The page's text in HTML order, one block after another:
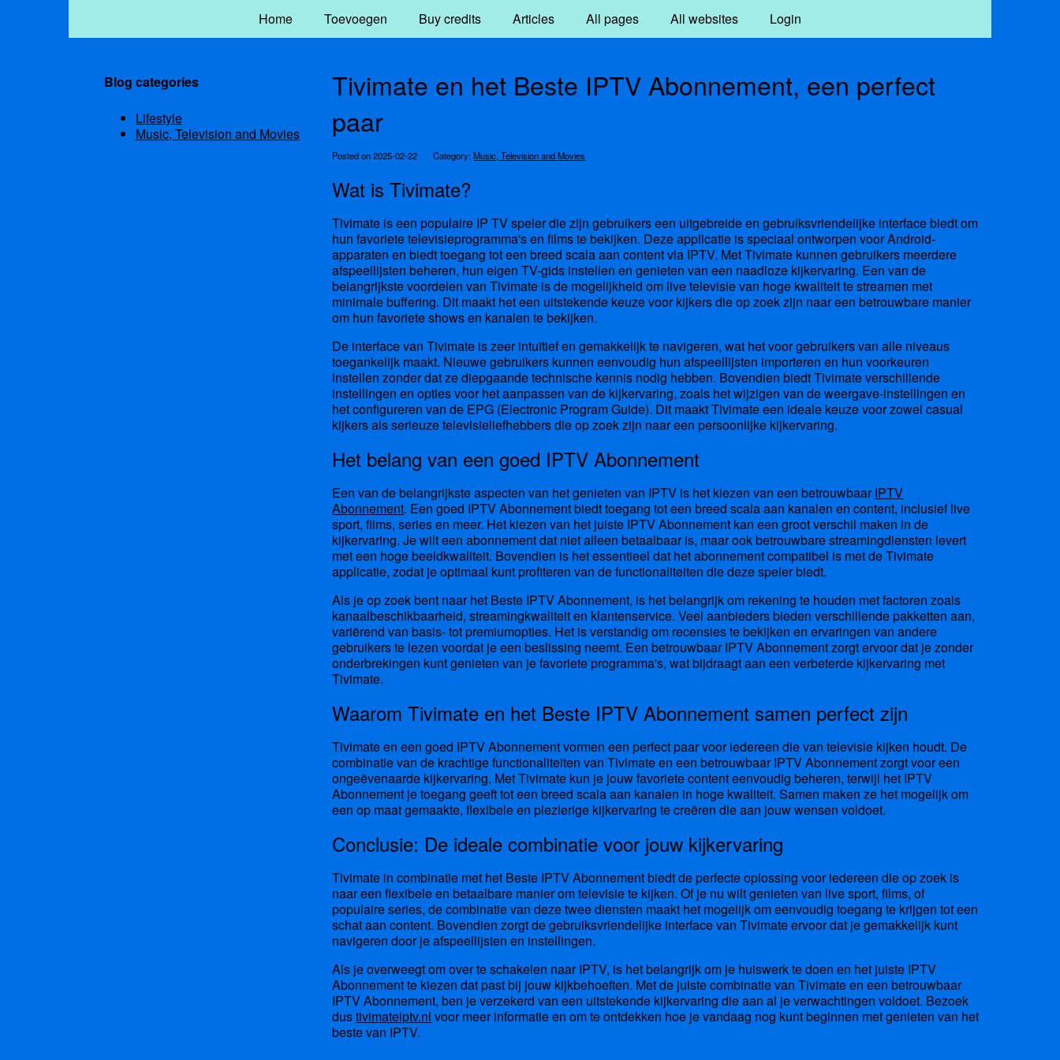
Home Toevoegen Buy credits Articles All pages All websites Login
Tivimate en het Beste IPTV Abonnement, een perfect
paar
Posted on 2025-02-22 Category:Music, Television and Movies
Wat is Tivimate?
Tivimate is een populaire IP TV speler die zijn gebruikers een uitgebreide en gebruiksvriendelijke interface biedt om
hun favoriete televisieprogramma's en films te bekijken. Deze applicatie is speciaal ontworpen voor Android-
apparaten en biedt toegang tot een breed scala aan content via IPTV. Met Tivimate kunnen gebruikers meerdere
afspeellijsten beheren, hun eigen TV-gids instellen en genieten van een naadloze kijkervaring. Een van de
belangrijkste voordelen van Tivimate is de mogelijkheid om live televisie van hoge kwaliteit te streamen met
minimale buffering. Dit maakt het een uitstekende keuze voor kijkers die op zoek zijn naar een betrouwbare manier
om hun favoriete shows en kanalen te bekijken.
De interface van Tivimate is zeer intuïtief en gemakkelijk te navigeren, wat het voor gebruikers van alle niveaus
toegankelijk maakt. Nieuwe gebruikers kunnen eenvoudig hun afspeellijsten importeren en hun voorkeuren
instellen zonder dat ze diepgaande technische kennis nodig hebben. Bovendien biedt Tivimate verschillende
instellingen en opties voor het aanpassen van de kijkervaring, zoals het wijzigen van de weergave-instellingen en
het configureren van de EPG (Electronic Program Guide). Dit maakt Tivimate een ideale keuze voor zowel casual
kijkers als serieuze televisieliefhebbers die op zoek zijn naar een persoonlijke kijkervaring.
Het belang van een goed IPTV Abonnement
Een van de belangrijkste aspecten van het genieten van IPTV is het kiezen van een betrouwbaarIPTV
Abonnement. Een goed IPTV Abonnement biedt toegang tot een breed scala aan kanalen en content, inclusief live
sport, films, series en meer. Het kiezen van het juiste IPTV Abonnement kan een groot verschil maken in de
kijkervaring. Je wilt een abonnement dat niet alleen betaalbaar is, maar ook betrouwbare streamingdiensten levert
met een hoge beeldkwaliteit. Bovendien is het essentieel dat het abonnement compatibel is met de Tivimate
applicatie, zodat je optimaal kunt profiteren van de functionaliteiten die deze speler biedt.
Als je op zoek bent naar het Beste IPTV Abonnement, is het belangrijk om rekening te houden met factoren zoals
kanaalbeschikbaarheid, streamingkwaliteit en klantenservice. Veel aanbieders bieden verschillende pakketten aan,
variërend van basis- tot premiumopties. Het is verstandig om recensies te bekijken en ervaringen van andere
gebruikers te lezen voordat je een beslissing neemt. Een betrouwbaar IPTV Abonnement zorgt ervoor dat je zonder
onderbrekingen kunt genieten van je favoriete programma's, wat bijdraagt aan een verbeterde kijkervaring met
Tivimate.
Waarom Tivimate en het Beste IPTV Abonnement samen perfect zijn
Tivimate en een goed IPTV Abonnement vormen een perfect paar voor iedereen die van televisie kijken houdt. De
combinatie van de krachtige functionaliteiten van Tivimate en een betrouwbaar IPTV Abonnement zorgt voor een
ongeëvenaarde kijkervaring. Met Tivimate kun je jouw favoriete content eenvoudig beheren, terwijl het IPTV
Abonnement je toegang geeft tot een breed scala aan kanalen in hoge kwaliteit. Samen maken ze het mogelijk om
een op maat gemaakte, flexibele en plezierige kijkervaring te creëren die aan jouw wensen voldoet.
Conclusie: De ideale combinatie voor jouw kijkervaring
Tivimate in combinatie met het Beste IPTV Abonnement biedt de perfecte oplossing voor iedereen die op zoek is
naar een flexibele en betaalbare manier om televisie te kijken. Of je nu wilt genieten van live sport, films, of
populaire series, de combinatie van deze twee diensten maakt het mogelijk om eenvoudig toegang te krijgen tot een
schat aan content. Bovendien zorgt de gebruiksvriendelijke interface van Tivimate ervoor dat je gemakkelijk kunt
navigeren door je afspeellijsten en instellingen.
Als je overweegt om over te schakelen naar IPTV, is het belangrijk om je huiswerk te doen en het juiste IPTV
Abonnement te kiezen dat past bij jouw kijkbehoeften. Met de juiste combinatie van Tivimate en een betrouwbaar
IPTV Abonnement, ben je verzekerd van een uitstekende kijkervaring die aan al je verwachtingen voldoet. Bezoek
dustivimateiptv.nl voor meer informatie en om te ontdekken hoe je vandaag nog kunt beginnen met genieten van het
beste van IPTV.
Blog categories
Lifestyle
Music, Television and Movies